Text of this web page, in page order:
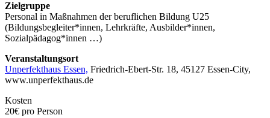
Zielgruppe
Personal in Maßnahmen der beruflichen Bildung U25
(Bildungsbegleiter*innen, Lehrkräfte, Ausbilder*innen,
Sozialpädagog*innen …)
Veranstaltungsort
Unperfekthaus Essen, Friedrich-Ebert-Str. 18, 45127 Essen-City,
www.unperfekthaus.de
Kosten
20€ pro Person